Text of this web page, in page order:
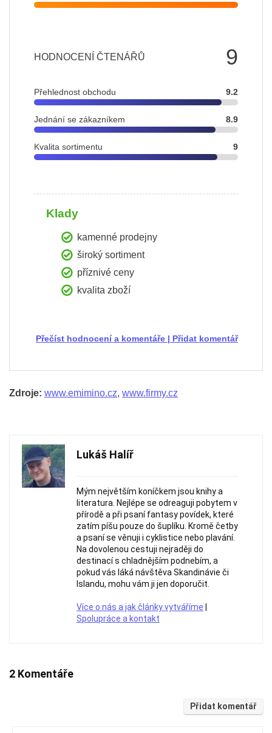
9
HODNOCENÍ ČTENÁŘŮ
Přehlednost obchodu 9.2
Jednání se zákazníkem 8.9
Kvalita sortimentu 9
Klady
kamenné prodejny
široký sortiment
příznivé ceny
kvalita zboží
Přidat komentář
|
Přečíst hodnocení a komentáře
Zdroje: www.emimino.cz, www.firmy.cz
Lukáš Halíř
Mým největším koníčkem jsou knihy a
literatura. Nejlépe se odreaguji pobytem v
přírodě a při psaní fantasy povídek, které
zatím píšu pouze do šuplíku. Kromě četby
a psaní se věnuji i cyklistice nebo plavání.
Na dovolenou cestuji nejraději do
destinací s chladnějším podnebím, a
pokud vás láká návštěva Skandinávie či
Islandu, mohu vám ji jen doporučit.
Více o nás a jak články vytváříme
Spolupráce a kontakt
2 Komentáře
Přidat komentář